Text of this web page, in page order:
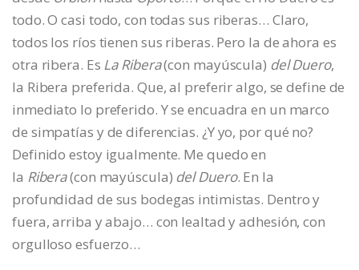
todo. O casi todo, con todas sus riberas… Claro,
todos los ríos tienen sus riberas. Pero la de ahora es
otra ribera. Es La Ribera(con mayúscula) del Duero,
la Ribera preferida. Que, al preferir algo, se define de
inmediato lo preferido. Y se encuadra en un marco
de simpatías y de diferencias. ¿Y yo, por qué no?
Definido estoy igualmente. Me quedo en
la Ribera(con mayúscula) del Duero. En la
profundidad de sus bodegas intimistas. Dentro y
fuera, arriba y abajo… con lealtad y adhesión, con
orgulloso esfuerzo…